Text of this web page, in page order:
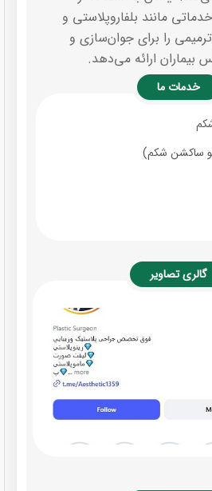
مانند بلفاروپلاستی و
را برای جوان‌سازی و
بیماران ارائه می‌دهد.
خدمات ما
ساکشن شکم)
گالری تصاویر